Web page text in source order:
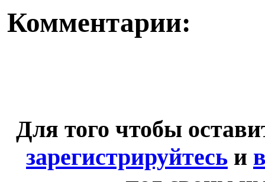
Комментарии:
Для того чтобы
зарегистрируйтесь и